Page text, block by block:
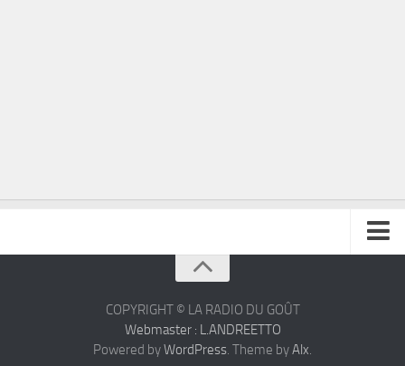
COPYRIGHT © LA RADIO DU GOÛT
Webmaster : L.ANDREETTO
Powered byWordPress. Theme byAlx.